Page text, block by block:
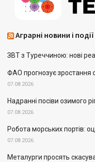
Аграрні новини і події
ЗВТ з Туреччиною: нові
ФАО прогнозує зростання
07.08.2026
Надранні посіви озимого
07.08.2026
Робота морських портів:
07.08.2026
Металурги просять